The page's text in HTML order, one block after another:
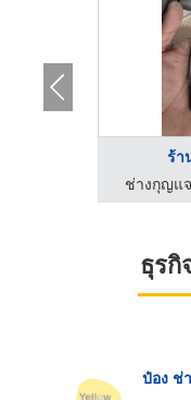
ร้า
ช่างกุญแ
ธุร
ป๋อง ช่